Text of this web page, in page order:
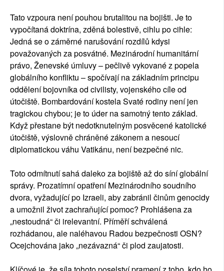
Tato vzpoura není pouhou brutalitou na bojišti. Je to
vypočítaná doktrína, zděná bolestivě, cihlu po cihle:
Jedná se o záměrné narušování rozdílů kdysi
považovaných za posvátné. Mezinárodní humanitární
právo, Ženevské úmluvy – pečlivě vykované z popela
globálního konfliktu – spočívají na základním principu
oddělení bojovníka od civilisty, vojenského cíle od
útočiště. Bombardování kostela Svaté rodiny není jen
tragickou chybou; je to úder na samotný tento základ.
Když přestane být nedotknutelným posvěcené katolické
útočiště, výslovně chráněné zákonem a nesoucí
diplomatickou váhu Vatikánu, není bezpečné nic.
Toto odmítnutí sahá daleko za bojiště až do síní globální
správy. Prozatímní opatření Mezinárodního soudního
dvora, vyžadující po Izraeli, aby zabránil činům genocidy
a umožnil život zachraňující pomoc? Prohlášena za
„nestoudná“ či irelevantní. Příměří schválená
rozhádanou, ale naléhavou Radou bezpečnosti OSN?
Ocejchována jako „nezávazná“ či plod zaujatosti.